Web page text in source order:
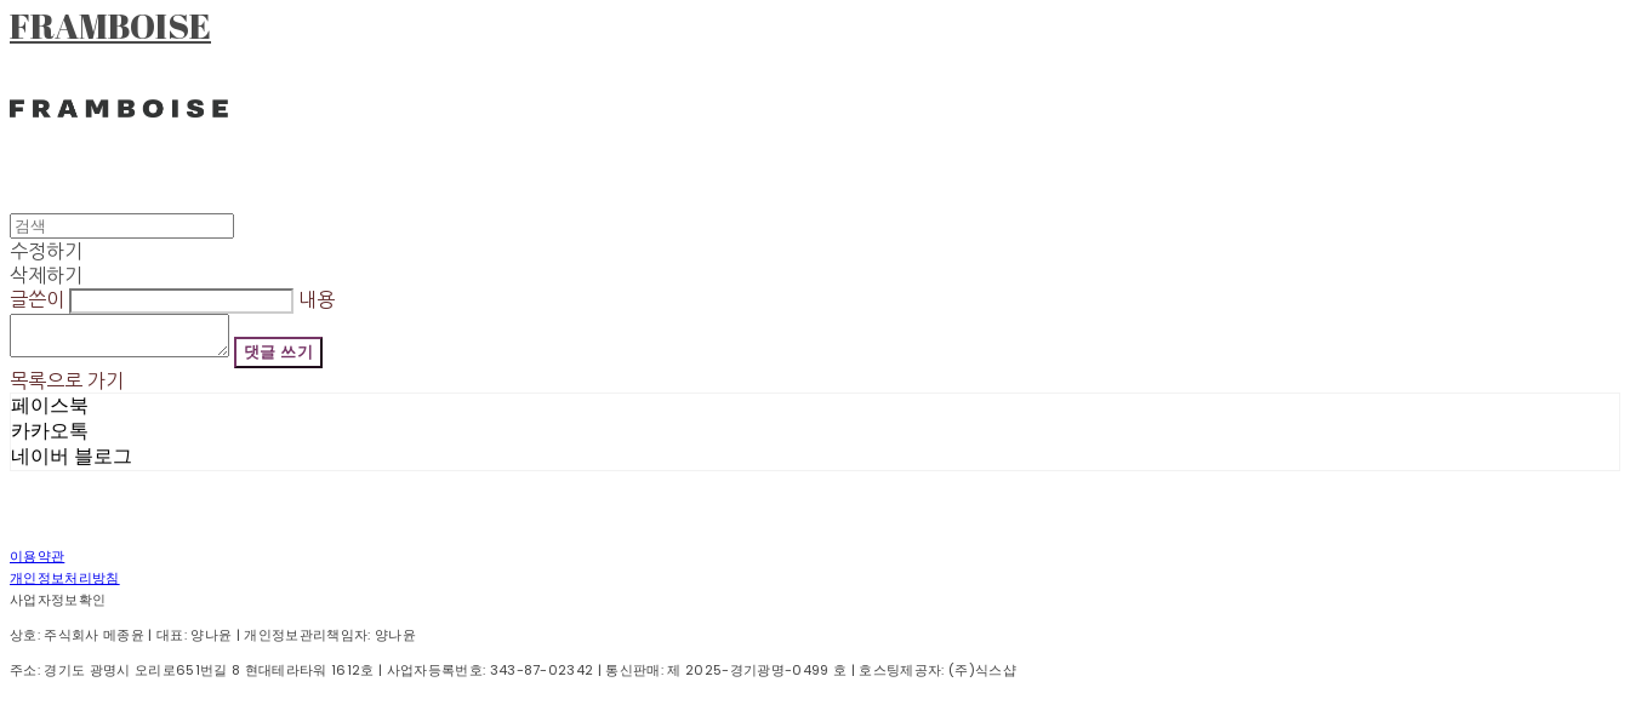
FRAMBOISE
수정하기
삭제하기
글쓴이
내용
댓글 쓰기
목록으로 가기
페이스북
카카오톡
네이버 블로그
이용약관
개인정보처리방침
사업자정보확인
상호: 주식회사 메종윤 | 대표: 양나윤 | 개인정보관리책임자: 양나윤
주소: 경기도 광명시 오리로651번길 8 현대테라타워 1612호 | 사업자등록번호: 343-87-02342 | 통신판매:제 2025-경기광명-0499 호 | 호스팅제공자: (주)식스샵